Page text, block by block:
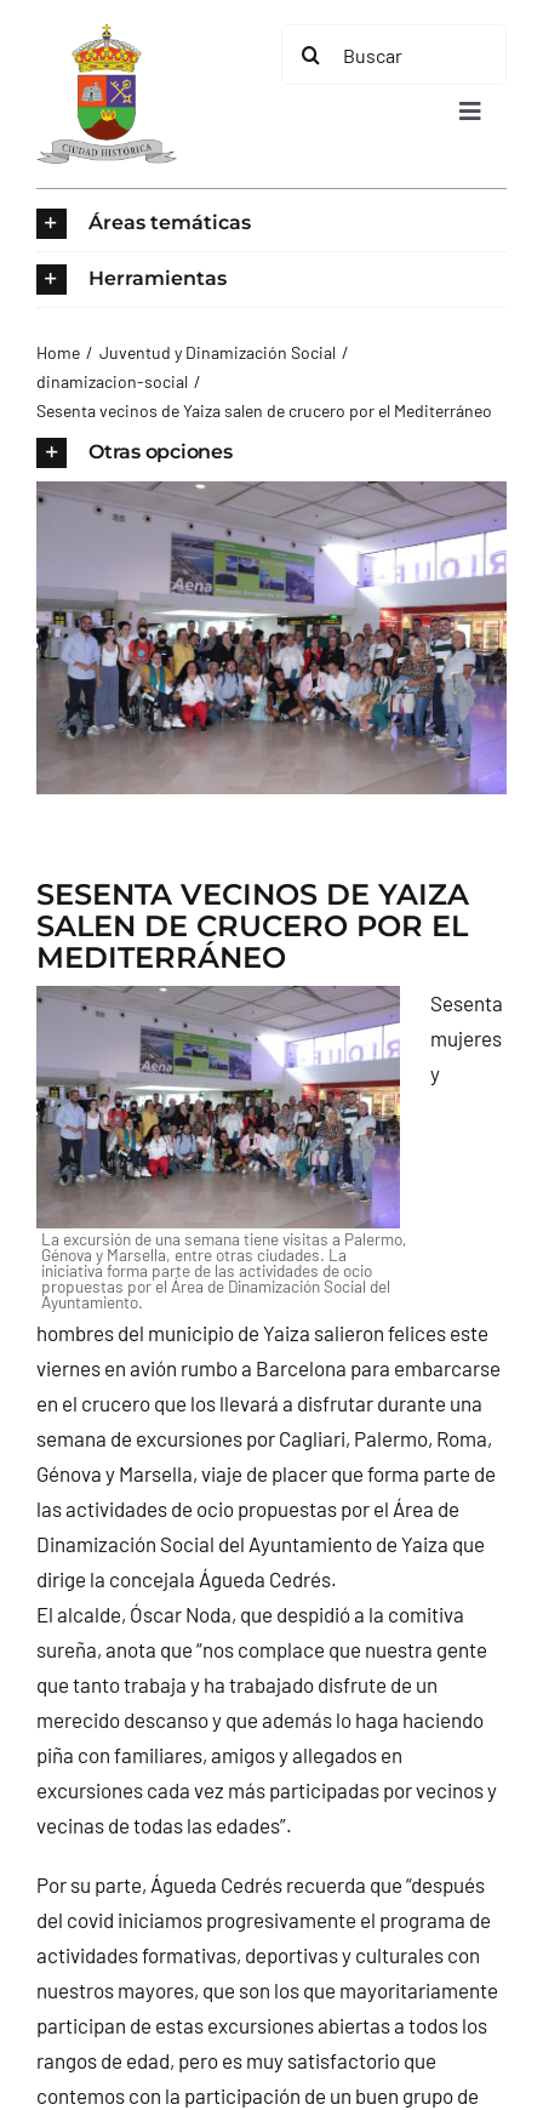
contenido
Buscar:
Toggle
AYUNTAMIENTO
TURISMO
Áreas temáticas
Herramientas
Home
Juventud y Dinamización Social
dinamizacion-social
Sesenta vecinos de Yaiza salen de crucero por el Mediterráneo
Otras opciones
SESENTA VECINOS DE YAIZA
SALEN DE CRUCERO POR EL
MEDITERRÁNEO
La excursión de una semana tiene visitas a Palermo,
Génova y Marsella, entre otras ciudades. La
iniciativa forma parte de las actividades de ocio
propuestas por el Área de Dinamización Social del
Ayuntamiento.
Sesenta
mujeres
y
hombres del municipio de Yaiza salieron felices este
viernes en avión rumbo a Barcelona para embarcarse
en el crucero que los llevará a disfrutar durante una
semana de excursiones por Cagliari, Palermo, Roma,
Génova y Marsella, viaje de placer que forma parte de
las actividades de ocio propuestas por el Área de
Dinamización Social del Ayuntamiento de Yaiza que
dirige la concejala Águeda Cedrés.
El alcalde, Óscar Noda, que despidió a la comitiva
sureña, anota que “nos complace que nuestra gente
que tanto trabaja y ha trabajado disfrute de un
merecido descanso y que además lo haga haciendo
piña con familiares, amigos y allegados en
excursiones cada vez más participadas por vecinos y
vecinas de todas las edades”.
Por su parte, Águeda Cedrés recuerda que “después
del covid iniciamos progresivamente el programa de
actividades formativas, deportivas y culturales con
nuestros mayores, que son los que mayoritariamente
participan de estas excursiones abiertas a todos los
rangos de edad, pero es muy satisfactorio que
contemos con la participación de un buen grupo de